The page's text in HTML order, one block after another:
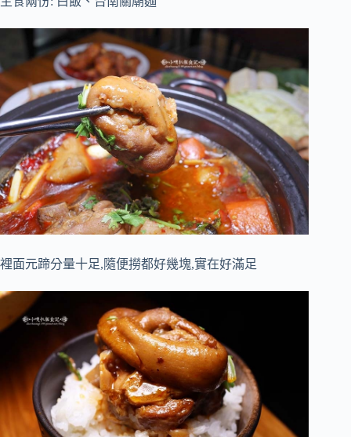
裡面元蹄分量十足,隨便撈都好幾塊,實在好滿足